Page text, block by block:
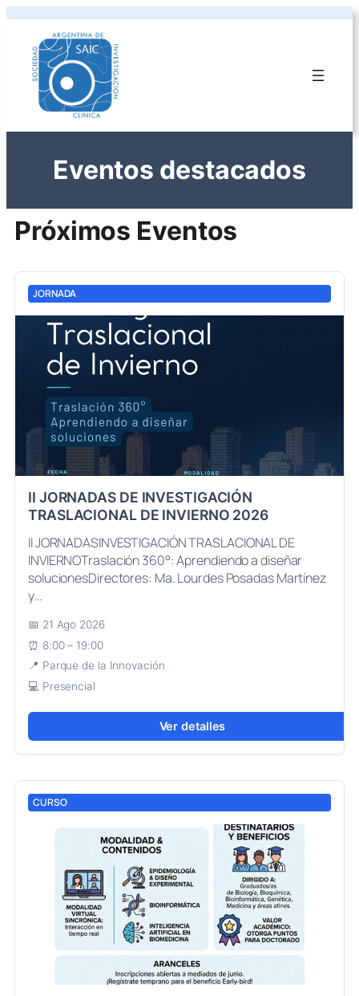
Eventos destacados
Próximos Eventos
JORNADA
II JORNADAS DE INVESTIGACIÓN
TRASLACIONAL DE INVIERNO 2026
II JORNADASINVESTIGACIÓN TRASLACIONAL DE
INVIERNOTraslación 360°: Aprendiendo a diseñar
solucionesDirectores: Ma. Lourdes Posadas Martínez
y…
21 Ago 2026
8:00 – 19:00
Parque de la Innovación
Presencial
Ver detalles
CURSO